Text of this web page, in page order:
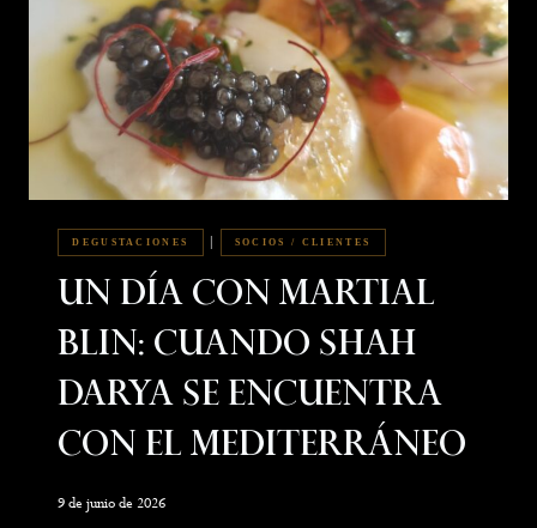
DEGUSTACIONES SOCIOS / CLIENTES
Un Día Con Martial
Blin: Cuando Shah
Darya Se Encuentra
Con El Mediterráneo
9 de junio de 2026